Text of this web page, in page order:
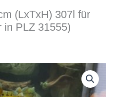
(LxTxH) 307l für
in PLZ 31555)